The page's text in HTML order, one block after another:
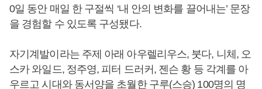
0일 동안 매일 한 구절씩 ‘내 안의 변화를 끌어내는’ 문장
을 경험할 수 있도록 구성됐다.
자기계발이라는 주제 아래 아우렐리우스, 붓다, 니체, 오
스카 와일드, 정주영, 피터 드러커, 젠슨 황 등 각계를 아
우르고 시대와 동서양을 초월한 구루(스승) 100명의 명